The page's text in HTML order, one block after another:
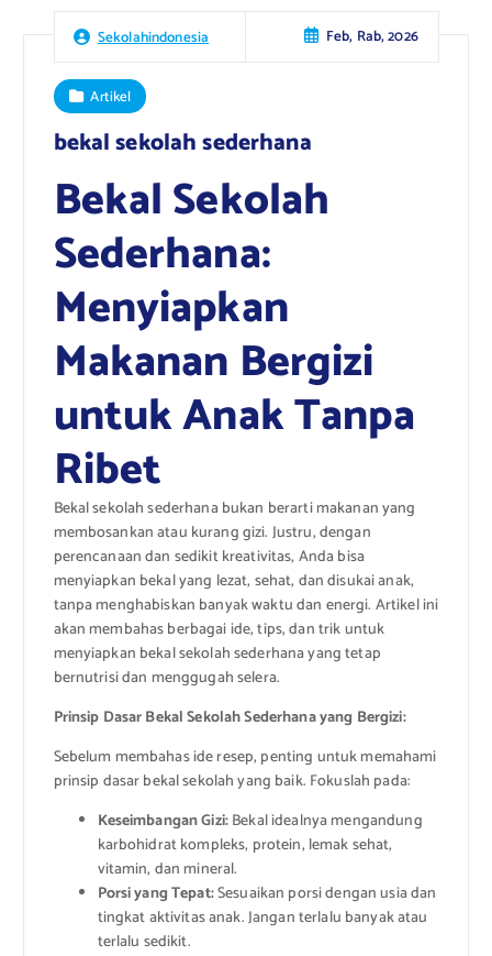
Sekolahindonesia Feb, Rab, 2026
Artikel
bekal sekolah sederhana
Bekal Sekolah
Sederhana:
Menyiapkan
Makanan Bergizi
untuk Anak Tanpa
Ribet
Bekal sekolah sederhana bukan berarti makanan yang
membosankan atau kurang gizi. Justru, dengan
perencanaan dan sedikit kreativitas, Anda bisa
menyiapkan bekal yang lezat, sehat, dan disukai anak,
tanpa menghabiskan banyak waktu dan energi. Artikel ini
akan membahas berbagai ide, tips, dan trik untuk
menyiapkan bekal sekolah sederhana yang tetap
bernutrisi dan menggugah selera.
Prinsip Dasar Bekal Sekolah Sederhana yang Bergizi:
Sebelum membahas ide resep, penting untuk memahami
prinsip dasar bekal sekolah yang baik. Fokuslah pada:
Keseimbangan Gizi:Bekal idealnya mengandung
karbohidrat kompleks, protein, lemak sehat,
vitamin, dan mineral.
Porsi yang Tepat:Sesuaikan porsi dengan usia dan
tingkat aktivitas anak. Jangan terlalu banyak atau
terlalu sedikit.